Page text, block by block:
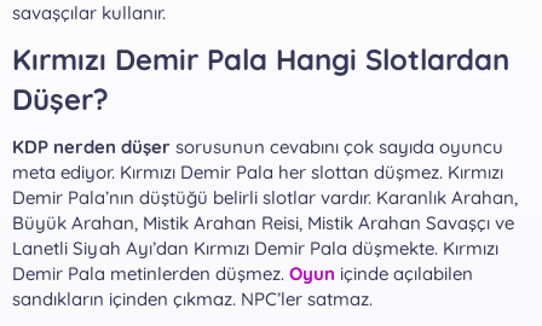
savaşçılar kullanır.
Kırmızı Demir Pala Hangi Slotlardan
Düşer?​
KDP nerden düşer sorusunun cevabını çok sayıda oyuncu
meta ediyor. Kırmızı Demir Pala her slottan düşmez. Kırmızı
Demir Pala’nın düştüğü belirli slotlar vardır. Karanlık Arahan,
Büyük Arahan, Mistik Arahan Reisi, Mistik Arahan Savaşçı ve
Lanetli Siyah Ayı’dan Kırmızı Demir Pala düşmekte. Kırmızı
Demir Pala metinlerden düşmez. Oyun içinde açılabilen
sandıkların içinden çıkmaz. NPC’ler satmaz.